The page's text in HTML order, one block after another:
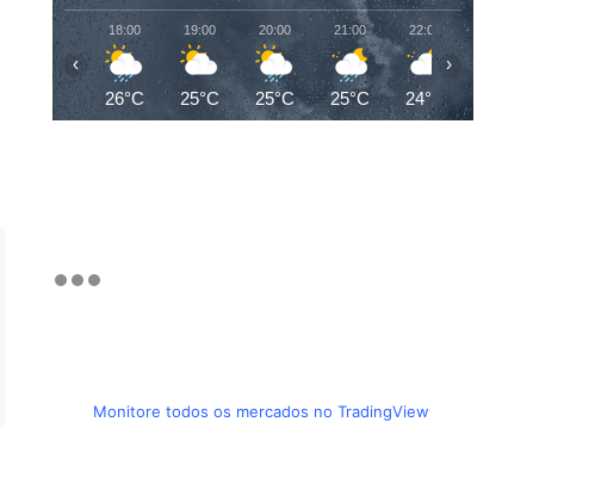
18:00
26°C
19:00
25°C
20:00
25°C
21:00
25°C
22:00
24°C
‹ ›
Monitore todos os mercados no TradingView